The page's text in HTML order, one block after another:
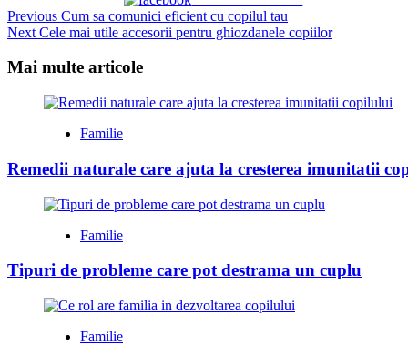
Continue
Reading
Previous Cum sa comunici eficient cu copilul tau
Next Cele mai utile accesorii pentru ghiozdanele copiilor
Mai multe articole
Familie
Remedii naturale care ajuta la cresterea imunitatii
Familie
Tipuri de probleme care pot destrama un cuplu
Familie